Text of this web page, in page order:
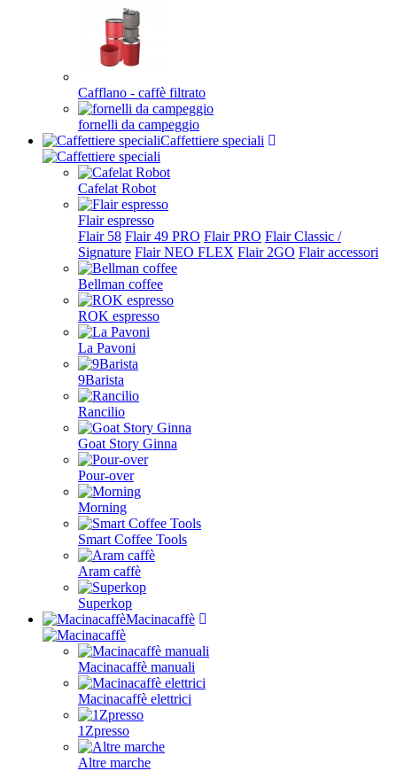
Cafflano - caffè filtrato
fornelli da campeggio
Caffettiere speciali
Cafelat Robot
Flair espresso
Flair 58 Flair 49 PRO Flair PRO Flair Classic /
Signature Flair NEO FLEX Flair 2GO Flair accessori
Bellman coffee
ROK espresso
La Pavoni
9Barista
Rancilio
Goat Story Ginna
Pour-over
Morning
Smart Coffee Tools
Aram caffè
Superkop
Macinacaffè
Macinacaffè manuali
Macinacaffè elettrici
1Zpresso
Altre marche